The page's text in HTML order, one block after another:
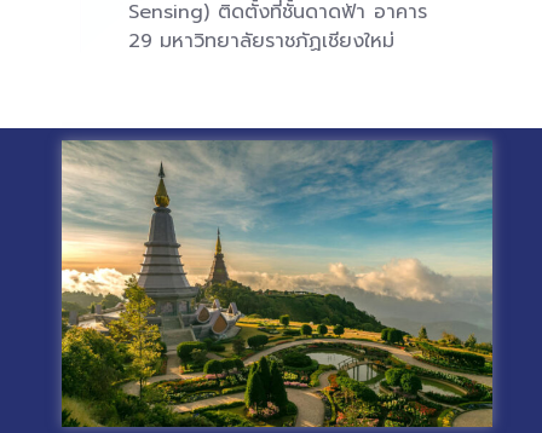
Sensing) ติดตั้งที่ชั้นดาดฟ้า อาคาร
29 มหาวิทยาลัยราชภัฏเชียงใหม่